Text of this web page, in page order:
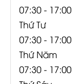
07:30 - 17:00
Thứ Tư
07:30 - 17:00
Thứ Năm
07:30 - 17:00